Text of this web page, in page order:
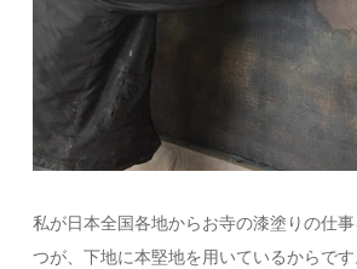
私が日本全国各地からお寺の漆塗りの仕
つが、下地に本堅地を用いているからです